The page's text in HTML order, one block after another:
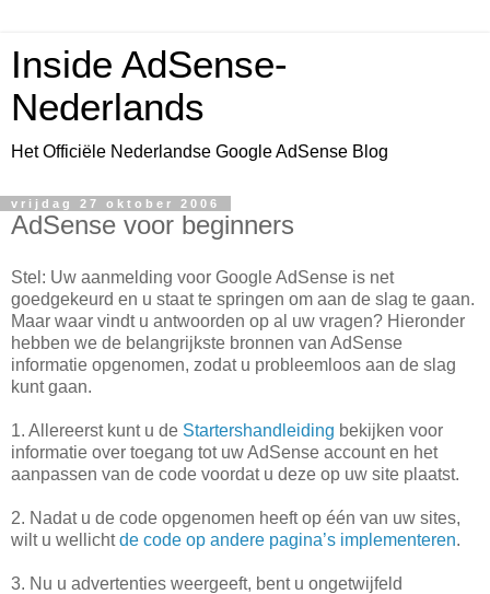
Inside AdSense-
Nederlands
Het Officiële Nederlandse Google AdSense Blog
vrijdag 27 oktober 2006
AdSense voor beginners
Stel: Uw aanmelding voor Google AdSense is net
goedgekeurd en u staat te springen om aan de slag te gaan.
Maar waar vindt u antwoorden op al uw vragen? Hieronder
hebben we de belangrijkste bronnen van AdSense
informatie opgenomen, zodat u probleemloos aan de slag
kunt gaan.
1. Allereerst kunt u de Startershandleiding bekijken voor
informatie over toegang tot uw AdSense account en het
aanpassen van de code voordat u deze op uw site plaatst.
2. Nadat u de code opgenomen heeft op één van uw sites,
wilt u wellichtde code op andere pagina’s implementeren.
3. Nu u advertenties weergeeft, bent u ongetwijfeld